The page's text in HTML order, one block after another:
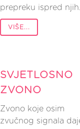
prepreku ispred njih.
VIŠE...
SVJETLOSNO
ZVONO
Zvono koje osim
zvučnog signala